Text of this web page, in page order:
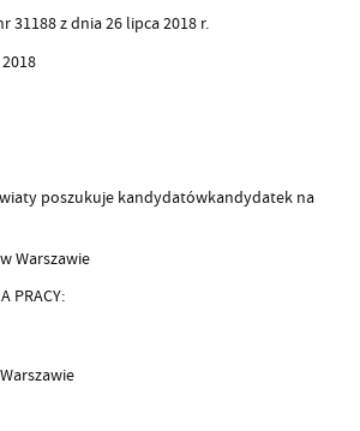
31188 z dnia 26 lipca 2018 r.
poszukuje kandydatówkandydatek na
Warszawie
PRACY: